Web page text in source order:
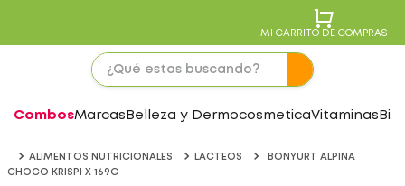
MI CARRITO DE COMPRAS
CombosMarcas Belleza y DermocosmeticaVitaminas
ALIMENTOS NUTRICIONALES LACTEOS
BONYURT ALPINA
CHOCO KRISPI X 169G